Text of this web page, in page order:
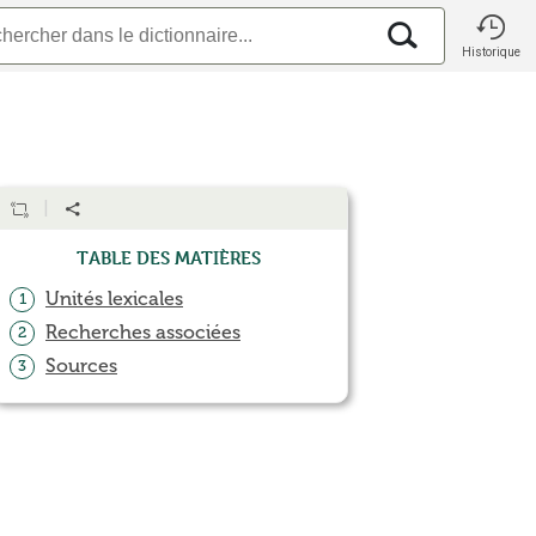
Historique
Table des matières
1 Unités lexicales
2 Recherches associées
3 Sources